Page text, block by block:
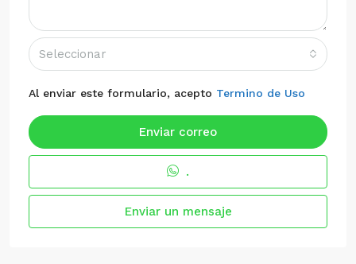
Seleccionar
Al enviar este formulario, acepto Termino de Uso
Enviar correo
.
Enviar un mensaje